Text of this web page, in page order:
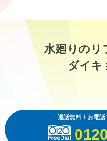
水廻りのリ
ダイキ
通話無料！お電話